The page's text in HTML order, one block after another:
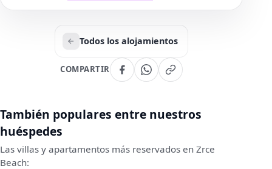
Todos los alojamientos
COMPARTIR
También populares entre nuestros
huéspedes
Las villas y apartamentos más reservados en Zrce
Beach: